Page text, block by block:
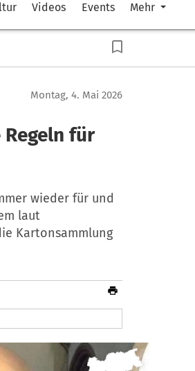
Videos Events Mehr
Montag, 4. Mai 2026
für
wieder für und
laut
Kartonsammlung